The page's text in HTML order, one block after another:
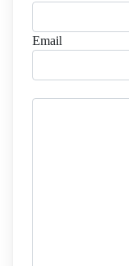
Email